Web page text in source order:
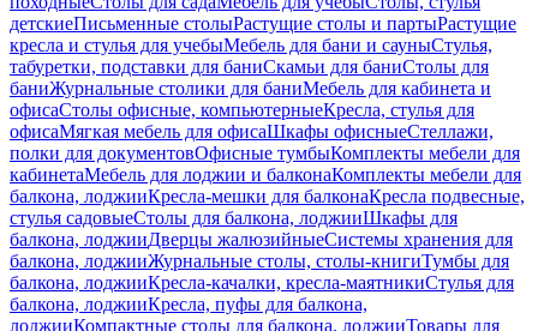
детскиеПисьменные столыРастущие столы и партыРастущие
кресла и стулья для учебыМебель для бани и сауныСтулья,
табуретки, подставки для баниСкамьи для баниСтолы для
баниЖурнальные столики для баниМебель для кабинета и
офисаСтолы офисные, компьютерныеКресла, стулья для
офисаМягкая мебель для офисаШкафы офисныеСтеллажи,
полки для документовОфисные тумбыКомплекты мебели для
кабинетаМебель для лоджии и балконаКомплекты мебели для
балкона, лоджииКресла-мешки для балконаКресла подвесные,
стулья садовыеСтолы для балкона, лоджииШкафы для
балкона, лоджииДверцы жалюзийныеСистемы хранения для
балкона, лоджииЖурнальные столы, столы-книгиТумбы для
балкона, лоджииКресла-качалки, кресла-маятникиСтулья для
балкона, лоджииКресла, пуфы для балкона,
лоджииКомпактные столы для балкона, лоджииТовары для